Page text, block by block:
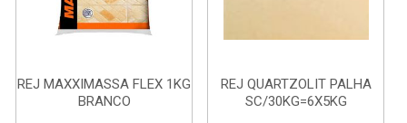
REJ MAXXIMASSA FLEX 1KG
BRANCO
REJ QUARTZOLIT PALHA
SC/30KG=6X5KG